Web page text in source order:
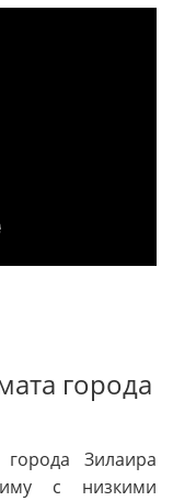
города
Зилаира
с низкими